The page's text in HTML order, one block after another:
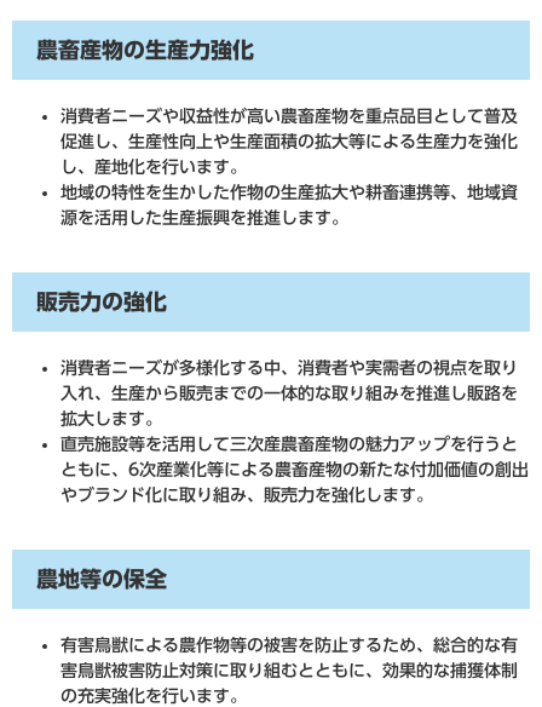
農畜産物の生産力強化
消費者ニーズや収益性が高い農畜産物を重点品目として普及
促進し、生産性向上や生産面積の拡大等による生産力を強化
し、産地化を行います。
地域の特性を生かした作物の生産拡大や耕畜連携等、地域資
源を活用した生産振興を推進します。
販売力の強化
消費者ニーズが多様化する中、消費者や実需者の視点を取り
入れ、生産から販売までの一体的な取り組みを推進し販路を
拡大します。
直売施設等を活用して三次産農畜産物の魅力アップを行うと
ともに、6次産業化等による農畜産物の新たな付加価値の創出
やブランド化に取り組み、販売力を強化します。
農地等の保全
有害鳥獣による農作物等の被害を防止するため、総合的な有
害鳥獣被害防止対策に取り組むとともに、効果的な捕獲体制
の充実強化を行います。